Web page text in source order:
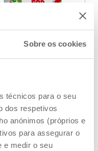
Sobre os cookies
técnicos para o seu
dos respetivos
anónimos (próprios e
para assegurar o
e medir o seu
Perfumada de
com Estojo
ADICIONAR